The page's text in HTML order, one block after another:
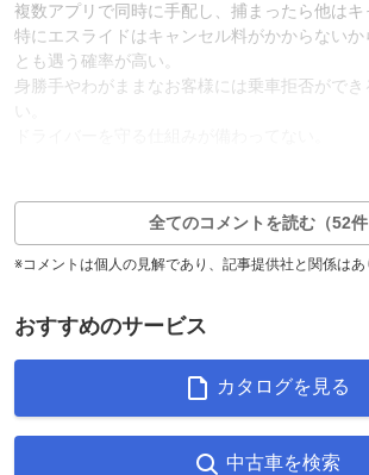
複数アプリで同時に手配し、捕まったら他はキ
特にエスライドはキャンセル料がかからないか
とも遇う確率が高い。
身勝手やわがままなお客様には乗車拒否ができ
全てのコメントを読む（52件
※コメントは個人の見解であり、記事提供社と関係はあ
おすすめのサービス
カタログを見る
中古車を検索